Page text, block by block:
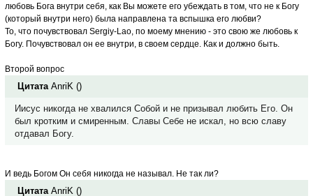
любовь Бога внутри себя, как Вы можете его убеждать в том, что не к Богу
(который внутри него) была направлена та вспышка его любви?
То, что почувствовал Sergiy-Lao, по моему мнению - это свою же любовь к
Богу. Почувствовал он ее внутри, в своем сердце. Как и должно быть.
Второй вопрос
Цитата AnriK ()
Иисус никогда не хвалился Собой и не призывал любить Его. Он
был кротким и смиренным. Славы Себе не искал, но всю славу
отдавал Богу.
И ведь Богом Он себя никогда не называл. Не так ли?
Цитата AnriK ()